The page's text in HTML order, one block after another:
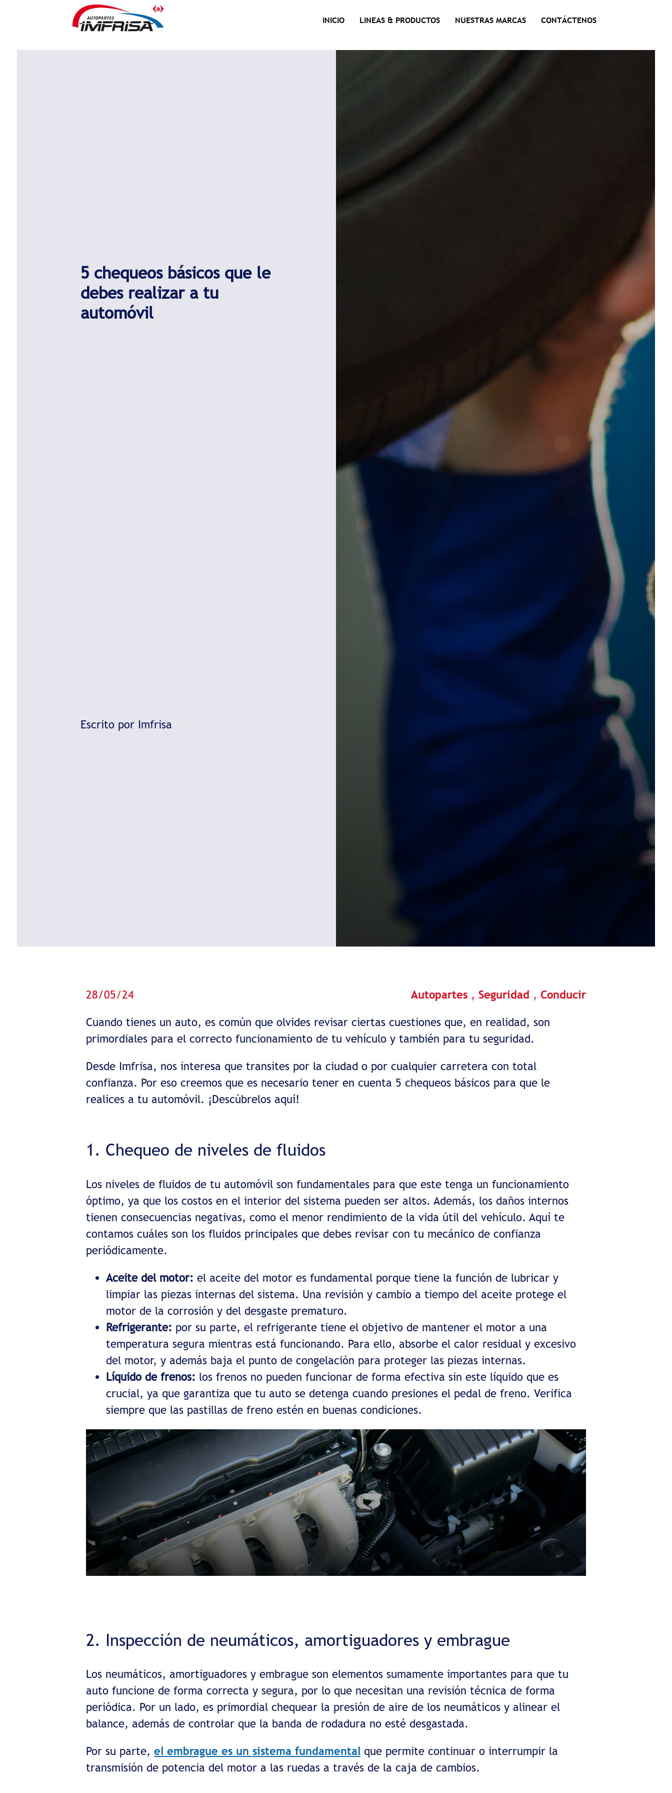
INICIO LINEAS & PRODUCTOS NUESTRAS MARCAS CONTÁCTENOS
5 chequeos básicos que le
debes realizar a tu
automóvil
Escrito por Imfrisa
28/05/24 Autopartes, Seguridad , Conducir
Cuando tienes un auto, es común que olvides revisar ciertas cuestiones que, en realidad, son
primordiales para el correcto funcionamiento de tu vehículo y también para tu seguridad.
Desde Imfrisa, nos interesa que transites por la ciudad o por cualquier carretera con total
confianza. Por eso creemos que es necesario tener en cuenta 5 chequeos básicos para que le
realices a tu automóvil. ¡Descúbrelos aquí!
1. Chequeo de niveles de fluidos
Los niveles de fluidos de tu automóvil son fundamentales para que este tenga un funcionamiento
óptimo, ya que los costos en el interior del sistema pueden ser altos. Además, los daños internos
tienen consecuencias negativas, como el menor rendimiento de la vida útil del vehículo. Aquí te
contamos cuáles son los fluidos principales que debes revisar con tu mecánico de confianza
periódicamente.
Aceite del motor: el aceite del motor es fundamental porque tiene la función de lubricar y
limpiar las piezas internas del sistema. Una revisión y cambio a tiempo del aceite protege el
motor de la corrosión y del desgaste prematuro.
Refrigerante: por su parte, el refrigerante tiene el objetivo de mantener el motor a una
temperatura segura mientras está funcionando. Para ello, absorbe el calor residual y excesivo
del motor, y además baja el punto de congelación para proteger las piezas internas.
Líquido de frenos: los frenos no pueden funcionar de forma efectiva sin este líquido que es
crucial, ya que garantiza que tu auto se detenga cuando presiones el pedal de freno. Verifica
siempre que las pastillas de freno estén en buenas condiciones.
2. Inspección de neumáticos, amortiguadores y embrague
Los neumáticos, amortiguadores y embrague son elementos sumamente importantes para que tu
auto funcione de forma correcta y segura, por lo que necesitan una revisión técnica de forma
periódica. Por un lado, es primordial chequear la presión de aire de los neumáticos y alinear el
balance, además de controlar que la banda de rodadura no esté desgastada.
Por su parte, el embrague es un sistema fundamentalque permite continuar o interrumpir la
transmisión de potencia del motor a las ruedas a través de la caja de cambios.